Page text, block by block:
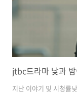
jtbc드라마 낮과
지난 이야기 및 시청률